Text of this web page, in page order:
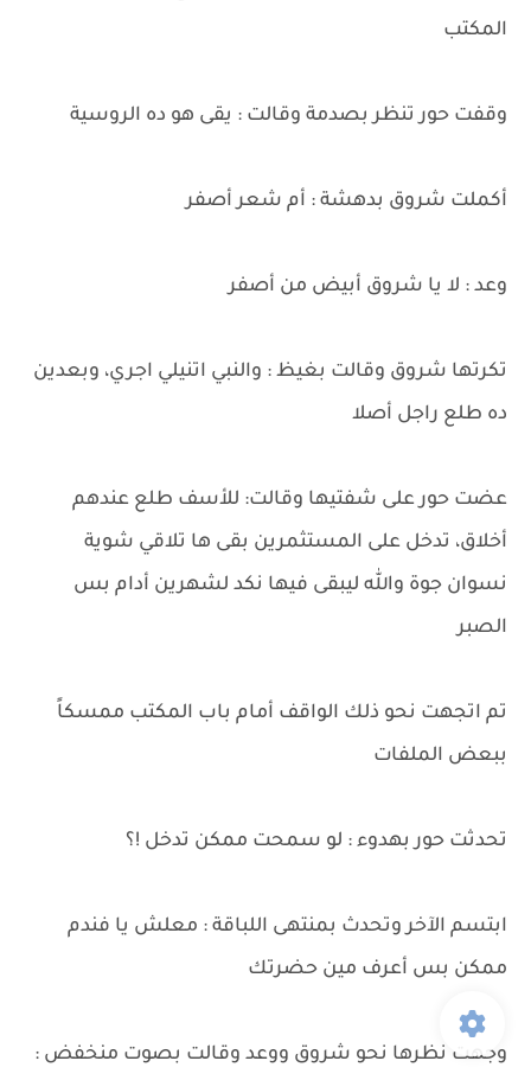
المكتب
وقفت حور تنظر بصدمة وقالت : يقى هو ده الروسية
أكملت شروق بدهشة : أم شعر أصفر
وعد : لا يا شروق أبيض من أصفر
تكرتها شروق وقالت بغيظ : والنبي اتنيلي اجري، وبعدين
ده طلع راجل أصلا
عضت حور على شفتيها وقالت: للأسف طلع عندهم
أخلاق، تدخل على المستثمرين بقى ها تلاقي شوية
نسوان جوة والله ليبقى فيها نكد لشهرين أدام بس
الصبر
تم اتجهت نحو ذلك الواقف أمام باب المكتب ممسكاً
ببعض الملفات
تحدثت حور بهدوء : لو سمحت ممكن تدخل !؟
ابتسم الآخر وتحدث بمنتهى اللباقة : معلش يا فندم
ممكن بس أعرف مين حضرتك
وجهت نظرها نحو شروق ووعد وقالت بصوت منخفض :